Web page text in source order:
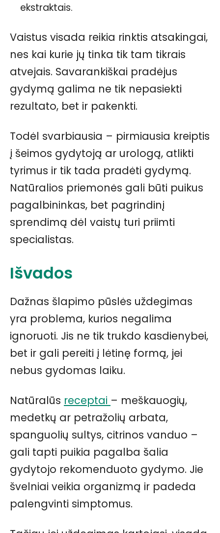
ekstraktais.
Vaistus visada reikia rinktis atsakingai,
nes kai kurie jų tinka tik tam tikrais
atvejais. Savarankiškai pradėjus
gydymą galima ne tik nepasiekti
rezultato, bet ir pakenkti.
Todėl svarbiausia – pirmiausia kreiptis
į šeimos gydytoją ar urologą, atlikti
tyrimus ir tik tada pradėti gydymą.
Natūralios priemonės gali būti puikus
pagalbininkas, bet pagrindinį
sprendimą dėl vaistų turi priimti
specialistas.
Išvados
Dažnas šlapimo pūslės uždegimas
yra problema, kurios negalima
ignoruoti. Jis ne tik trukdo kasdienybei,
bet ir gali pereiti į lėtinę formą, jei
nebus gydomas laiku.
Natūralūs receptai – meškauogių,
medetkų ar petražolių arbata,
spanguolių sultys, citrinos vanduo –
gali tapti puikia pagalba šalia
gydytojo rekomenduoto gydymo. Jie
švelniai veikia organizmą ir padeda
palengvinti simptomus.